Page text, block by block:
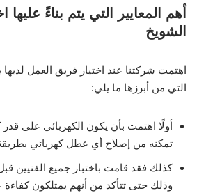
أهم المعايير التي يتم بناءً عليها
الشويخ
اهتمت شركتنا عند اختيار فريق العمل لديها
التي من أبرزها ما يلي:
أولًا اهتمت بأن يكون الكهربائي على
تمكنه من إصلاح أي عطل كهربائي
كذلك فقد قامت باختبار جميع الفنيين
وذلك حتى تتأكد من أنهم يمتلكون